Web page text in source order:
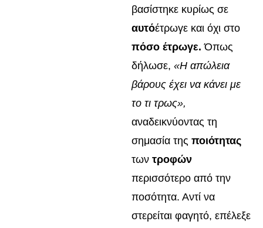
βασίστηκε κυρίως σε
αυτόέτρωγε και όχι στο
πόσο έτρωγε. Όπως
δήλωσε, «Η απώλεια
βάρους έχει να κάνει με
το τι τρως»,
αναδεικνύοντας τη
σημασία της ποιότητας
των τροφών
περισσότερο από την
ποσότητα. Αντί να
στερείται φαγητό, επέλεξε